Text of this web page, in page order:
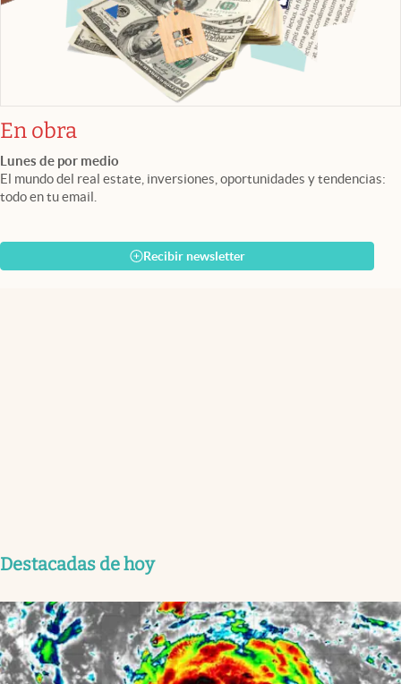
En obra
Lunes de por medio
El mundo del real estate, inversiones, oportunidades y tendencias:
todo en tu email.
Recibir newsletter
Destacadas de hoy